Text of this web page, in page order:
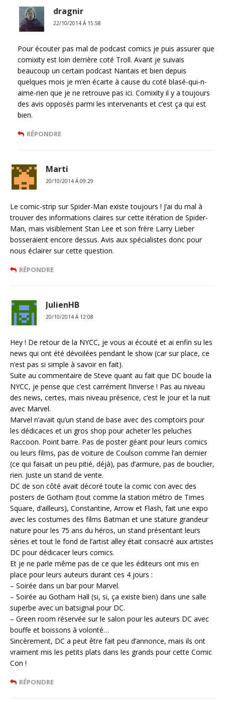
dragnir
22/10/2014 Á 15:58
Pour écouter pas mal de podcast comics je puis assurer que
comixity est loin derrière coté Troll. Avant je suivais
beaucoup un certain podcast Nantais et bien depuis
quelques mois je m’en écarte à cause du coté blasé-qui-n-
aime-rien que je ne retrouve pas ici. Comixity il y a toujours
des avis opposés parmi les intervenants et c’est ça qui est
bien.
RÉPONDRE
Marti
20/10/2014 Á 09:29
Le comic-strip sur Spider-Man existe toujours ! J’ai du mal à
trouver des informations claires sur cette itération de Spider-
Man, mais visiblement Stan Lee et son frère Larry Lieber
bosseraient encore dessus. Avis aux spécialistes donc pour
nous éclairer sur cette question.
RÉPONDRE
JulienHB
20/10/2014 Á 12:08
Hey ! De retour de la NYCC, je vous ai écouté et ai enfin su les
news qui ont été dévoilées pendant le show (car sur place, ce
n’est pas si simple à savoir en fait).
Suite au commentaire de Steve quant au fait que DC boude la
NYCC, je pense que c’est carrément l’inverse ! Pas au niveau
des news, certes, mais niveau présence, c’est le jour et la nuit
avec Marvel.
Marvel n’avait qu’un stand de base avec des comptoirs pour
les dédicaces et un gros shop pour acheter les peluches
Raccoon. Point barre. Pas de poster géant pour leurs comics
ou leurs films, pas de voiture de Coulson comme l’an dernier
(ce qui faisait un peu pitié, déjà), pas d’armure, pas de bouclier,
rien. Juste un stand de vente.
DC de son côté avait décoré toute la comic con avec des
posters de Gotham (tout comme la station métro de Times
Square, d’ailleurs), Constantine, Arrow et Flash, fait une expo
avec les costumes des films Batman et une stature grandeur
nature pour les 75 ans du héros, un stand présentant leurs
séries et tout le fond de l’artist alley était consacré aux artistes
DC pour dédicacer leurs comics.
Et je ne parle même pas de ce que les éditeurs ont mis en
place pour leurs auteurs durant ces 4 jours :
– Soirée dans un bar pour Marvel.
– Soirée au Gotham Hall (si, si, ça existe bien) dans une salle
superbe avec un batsignal pour DC.
– Green room réservée sur le salon pour les auteurs DC avec
bouffe et boissons à volonté…
Sincèrement, DC a peut être fait peu d’annonce, mais ils ont
vraiment mis les petits plats dans les grands pour cette Comic
Con !
RÉPONDRE